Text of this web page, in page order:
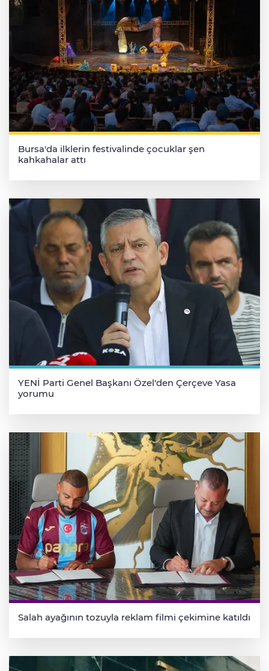
Bursa'da ilklerin festivalinde çocuklar şen
kahkahalar attı
YENİ Parti Genel Başkanı Özel'den Çerçeve Yasa
yorumu
Salah ayağının tozuyla reklam filmi çekimine katıldı